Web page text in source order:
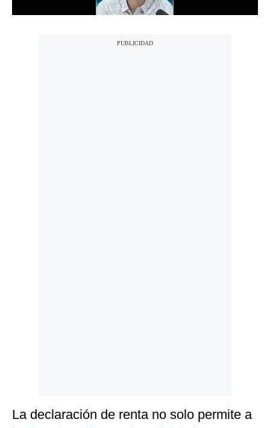
La declaración de renta no solo permite a